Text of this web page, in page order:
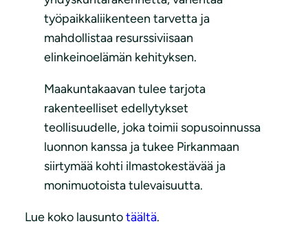
työpaikkaliikenteen tarvetta ja
mahdollistaa resurssiviisaan
elinkeinoelämän kehityksen.
Maakuntakaavan tulee tarjota
rakenteelliset edellytykset
teollisuudelle, joka toimii sopusoinnussa
luonnon kanssa ja tukee Pirkanmaan
siirtymää kohti ilmastokestävää ja
monimuotoista tulevaisuutta.
Lue koko lausuntotäältä.